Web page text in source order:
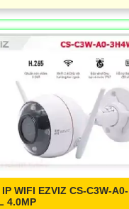
WIFI EZVIZ CS-C3W-A0-
4.0MP